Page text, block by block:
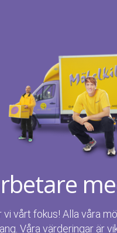
vårt fokus! Alla våra
Våra värderingar är